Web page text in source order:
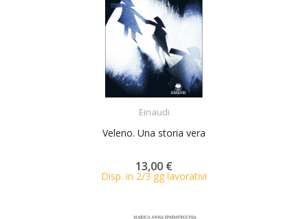
Einaudi
Veleno. Una storia vera
13,00 €
Disp. in 2/3 gg lavorativi